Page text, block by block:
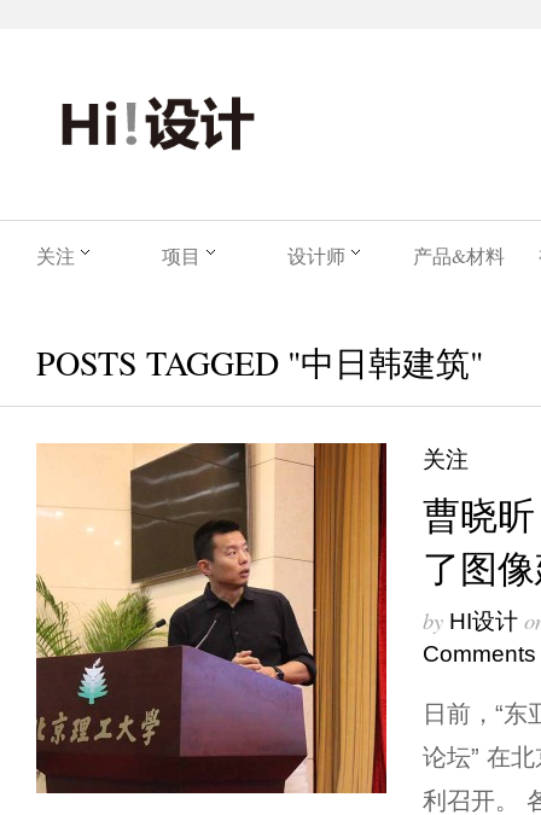
关注 项目 设计师 产品&材料
POSTS TAGGED "中日韩建筑"
关注
曹晓
了图
by HI设计
Comments
日前，“
论坛” 在
利召开。